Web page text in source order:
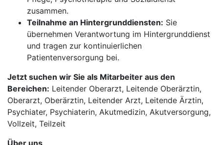
zusammen.
Teilnahme an Hintergrunddiensten: Sie
übernehmen Verantwortung im Hintergrunddienst
und tragen zur kontinuierlichen
Patientenversorgung bei.
Jetzt suchen wir Sie als Mitarbeiter aus den
Bereichen: Leitender Oberarzt, Leitende Oberärztin,
Oberarzt, Oberärztin, Leitender Arzt, Leitende Ärztin,
Psychiater, Psychiaterin, Akutmedizin, Akutversorgung,
Vollzeit, Teilzeit
Über uns